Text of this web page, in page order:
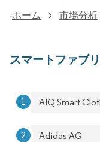
ホーム 市場分析
スマートファブ
AIQ Smart
Adidas AG